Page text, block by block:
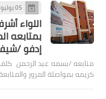
05 يوليو 2022
اللواء
بمتابعه
إدفو /
متابعه /بسمه عبد الرحمن
كريمه بمواصلة المرور